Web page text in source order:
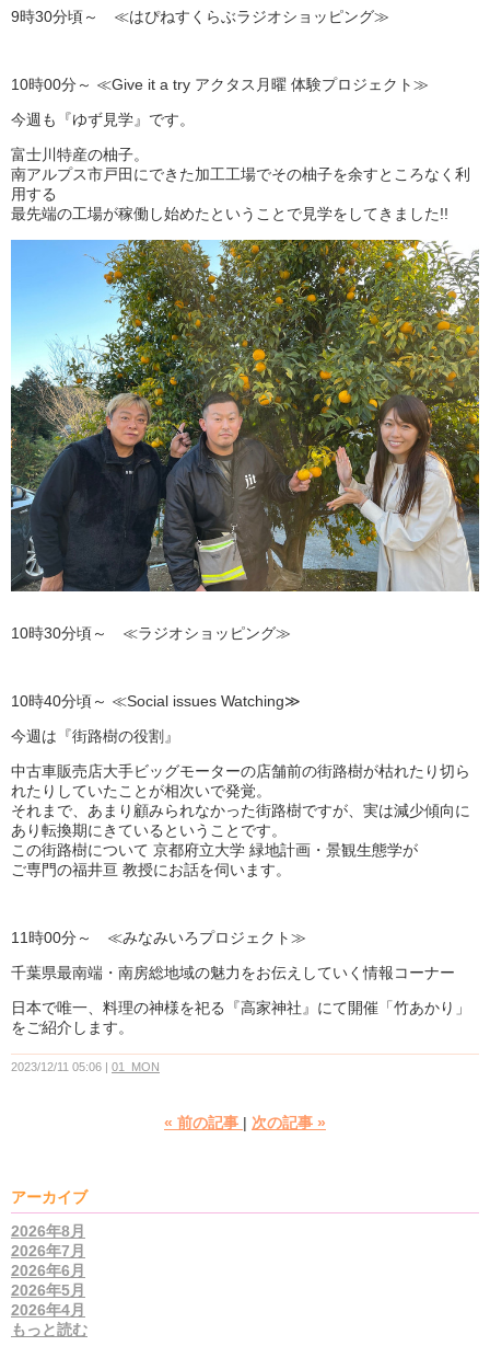
9時30分頃～ ≪はぴねすくらぶラジオショッピング≫
10時00分～ ≪Give it a try アクタス月曜 体験プロジェクト≫
今週も『ゆず見学』です。
富士川特産の柚子。
南アルプス市戸田にできた加工工場でその柚子を余すところなく利
用する
最先端の工場が稼働し始めたということで見学をしてきました!!
10時30分頃～ ≪ラジオショッピング≫
10時40分頃～ ≪Social issues Watching≫
今週は『街路樹の役割』
中古車販売店大手ビッグモーターの店舗前の街路樹が枯れたり切ら
れたりしていたことが相次いで発覚。
それまで、あまり顧みられなかった街路樹ですが、実は減少傾向に
あり転換期にきているということです。
この街路樹について 京都府立大学 緑地計画・ 景観生態学が
ご専門の福井亘 教授にお話を伺います。
11時00分～ ≪みなみいろプロジェクト≫
千葉県最南端・南房総地域の魅力をお伝えしていく情報コーナー
日本で唯一、料理の神様を祀る『高家神社』にて開催「竹あかり」
をご紹介します。
2023/12/11 05:06 01_MON
« 前の記事 次の記事 »
アーカイブ
2026年8月
2026年7月
2026年6月
2026年5月
2026年4月
もっと読む